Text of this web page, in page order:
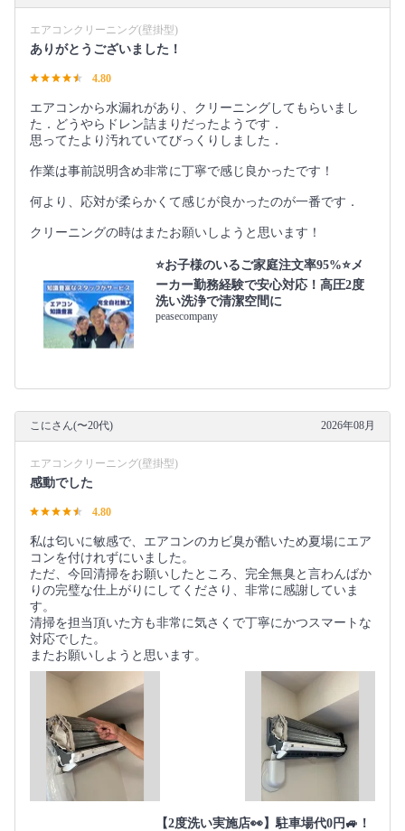
エアコンクリーニング(壁掛型)
ありがとうございました！
4.80
エアコンから水漏れがあり、クリーニングしてもらいまし
た．どうやらドレン詰まりだったようです．
思ってたより汚れていてびっくりしました．
作業は事前説明含め非常に丁寧で感じ良かったです！
何より、応対が柔らかくて感じが良かったのが一番です．
クリーニングの時はまたお願いしようと思います！
⭐️お子様のいるご家庭注文率95%⭐️メ
ーカー勤務経験で安心対応！高圧2度
洗い洗浄で清潔空間に
peasecompany
こにさん(〜20代) 2026年08月
エアコンクリーニング(壁掛型)
感動でした
4.80
私は匂いに敏感で、エアコンのカビ臭が酷いため夏場にエア
コンを付けれずにいました。
ただ、今回清掃をお願いしたところ、完全無臭と言わんばか
りの完璧な仕上がりにしてくださり、非常に感謝していま
す。
清掃を担当頂いた方も非常に気さくで丁寧にかつスマートな
対応でした。
またお願いしようと思います。
【2度洗い実施店👀】駐車場代0円🚙！